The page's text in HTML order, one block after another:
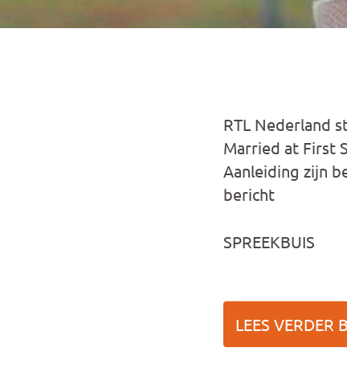
RTL Nederland
Married at First
Aanleiding zijn
bericht
SPREEKBUIS
LEES VERDER